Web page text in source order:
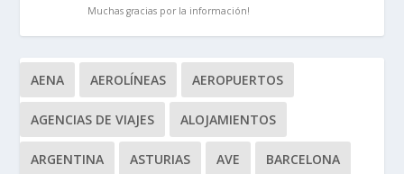
Muchas gracias por la información!
AENA AEROLÍNEAS AEROPUERTOS
AGENCIAS DE VIAJES ALOJAMIENTOS
ARGENTINA ASTURIAS AVE BARCELONA